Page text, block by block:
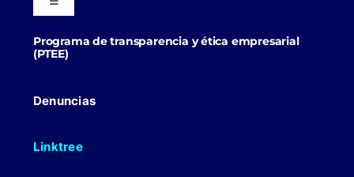
Trabaja con nosotros
Toggle
Navigation
Blog
Politicas Comerciales
Programa de transparencia y ética empresarial
(PTEE)
Denuncias
Linktree